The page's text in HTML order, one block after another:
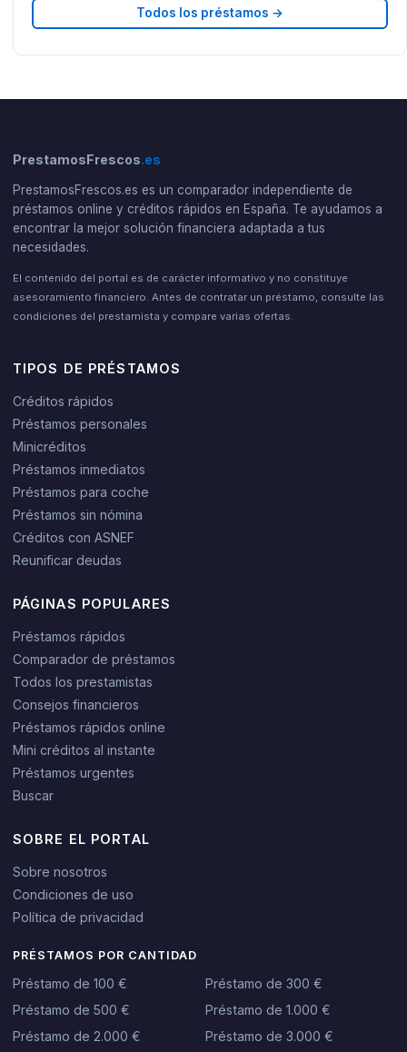
Todos los préstamos →
PrestamosFrescos.es
PrestamosFrescos.es es un comparador independiente de
préstamos online y créditos rápidos en España. Te ayudamos a
encontrar la mejor solución financiera adaptada a tus
necesidades.
El contenido del portal es de carácter informativo y no constituye
asesoramiento financiero. Antes de contratar un préstamo, consulte las
condiciones del prestamista y compare varias ofertas.
TIPOS DE PRÉSTAMOS
Créditos rápidos
Préstamos personales
Minicréditos
Préstamos inmediatos
Préstamos para coche
Préstamos sin nómina
Créditos con ASNEF
Reunificar deudas
PÁGINAS POPULARES
Préstamos rápidos
Comparador de préstamos
Todos los prestamistas
Consejos financieros
Préstamos rápidos online
Mini créditos al instante
Préstamos urgentes
Buscar
SOBRE EL PORTAL
Sobre nosotros
Condiciones de uso
Política de privacidad
PRÉSTAMOS POR CANTIDAD
Préstamo de 100 €
Préstamo de 300 €
Préstamo de 500 €
Préstamo de 1.000 €
Préstamo de 2.000 €
Préstamo de 3.000 €